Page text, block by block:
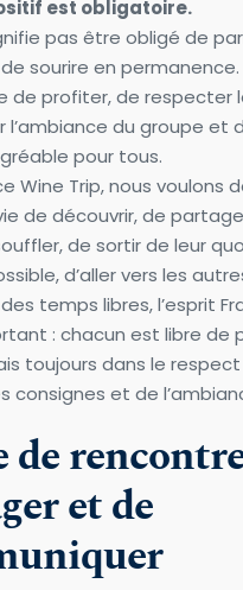
est obligatoire.
pas être obligé de
sourire en
de profiter, de respecter
l’ambiance du groupe et
pour tous.
Wine Trip, nous voulons
de découvrir, de
de sortir de leur
d’aller vers les
temps libres, l’esprit
: chacun est libre de
toujours dans le
consignes et de
de
et de